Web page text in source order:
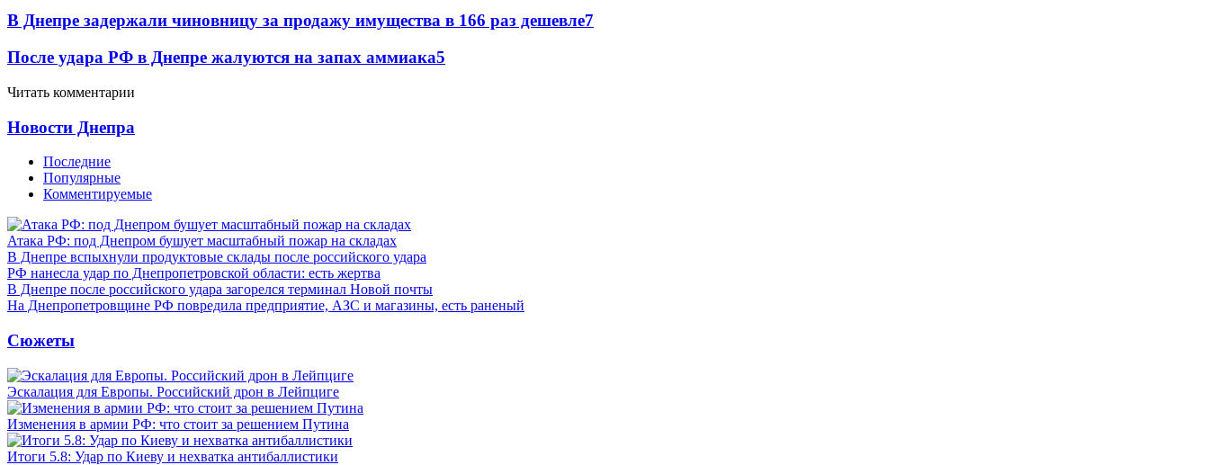
В Днепре задержали чиновницу за продажу имущества в 166 раз дешевле7
После удара РФ в Днепре жалуются на запах аммиака5
Читать комментарии
Новости Днепра
Последние
Популярные
Комментируемые
Атака РФ: под Днепром бушует масштабный пожар на складах
В Днепре вспыхнули продуктовые склады после российского удара
РФ нанесла удар по Днепропетровской области: есть жертва
В Днепре после российского удара загорелся терминал Новой почты
На Днепропетровщине РФ повредила предприятие, АЗС и магазины, есть раненый
Сюжеты
Эскалация для Европы. Российский дрон в Лейпциге
Изменения в армии РФ: что стоит за решением Путина
Итоги 5.8: Удар по Киеву и нехватка антибаллистики